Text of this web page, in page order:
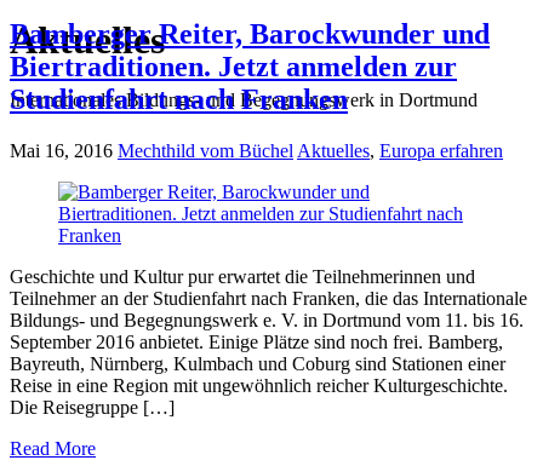
Aktuelles
Internationales Bildungs- und Begegnungswerk in Dortmund
Bamberger Reiter, Barockwunder und
Biertraditionen. Jetzt anmelden zur
Studienfahrt nach Franken
Mai 16, 2016 Mechthild vom Büchel Aktuelles, Europa erfahren
Geschichte und Kultur pur erwartet die Teilnehmerinnen und
Teilnehmer an der Studienfahrt nach Franken, die das Internationale
Bildungs- und Begegnungswerk e. V. in Dortmund vom 11. bis 16.
September 2016 anbietet. Einige Plätze sind noch frei. Bamberg,
Bayreuth, Nürnberg, Kulmbach und Coburg sind Stationen einer
Reise in eine Region mit ungewöhnlich reicher Kulturgeschichte.
Die Reisegruppe […]
Read More